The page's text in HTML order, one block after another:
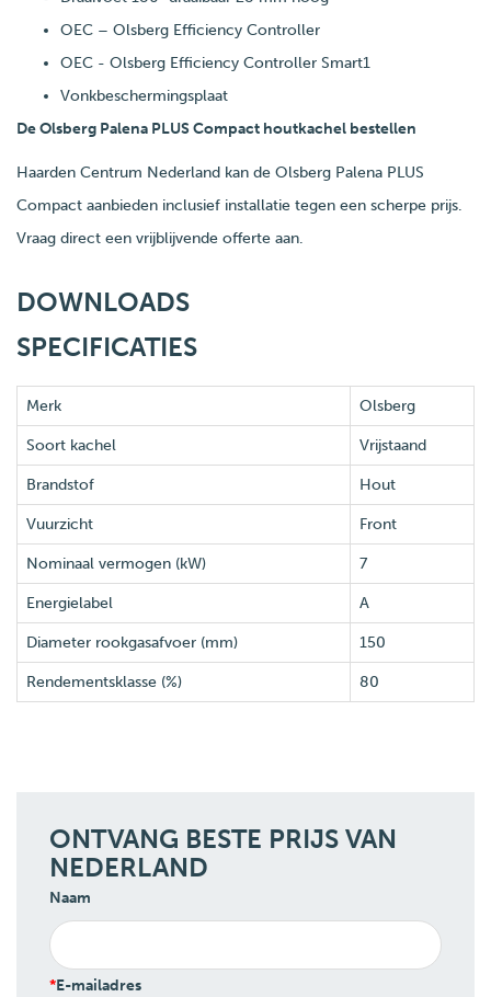
OEC – Olsberg Efficiency Controller
OEC - Olsberg Efficiency Controller Smart1
Vonkbeschermingsplaat
De Olsberg Palena PLUS Compact houtkachel bestellen
Haarden Centrum Nederland kan de Olsberg Palena PLUS
Compact aanbieden inclusief installatie tegen een scherpe prijs.
Vraag direct een vrijblijvende offerte aan.
DOWNLOADS
SPECIFICATIES
Merk Olsberg
Soort kachel Vrijstaand
Brandstof Hout
Vuurzicht Front
Nominaal vermogen (kW) 7
Energielabel A
Diameter rookgasafvoer (mm) 150
Rendementsklasse (%) 80
ONTVANG BESTE PRIJS VAN
NEDERLAND
Naam
E-mailadres